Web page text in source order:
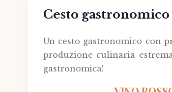
Cesto
Un cesto gastronomico con
produzione culinaria
gastronomica!